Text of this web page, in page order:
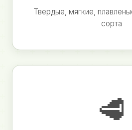
Твердые, мягкие,
сорта
🥩